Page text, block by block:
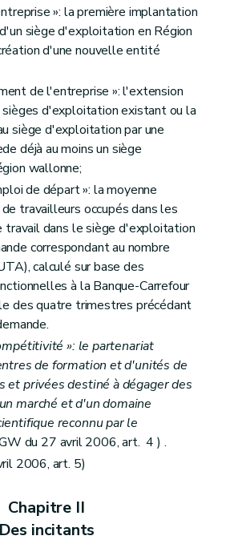
»: la première implantation
siège d'exploitation en Région
d'une nouvelle entité
de l'entreprise »: l'extension
sièges d'exploitation existant ou la
siège d'exploitation par une
déjà au moins un siège
wallonne;
de départ »: la moyenne
travailleurs occupés dans les
travail dans le siège d'exploitation
correspondant au nombre
calculé sur base des
à la Banque-Carrefour
des quatre trimestres précédant
»: le partenariat
de formation et d'unités de
et privées destiné à dégager des
marché et d'un domaine
reconnu par le
du 27 avril 2006, art. 4 ) .
2006, art. 5)
Chapitre II
Des incitants